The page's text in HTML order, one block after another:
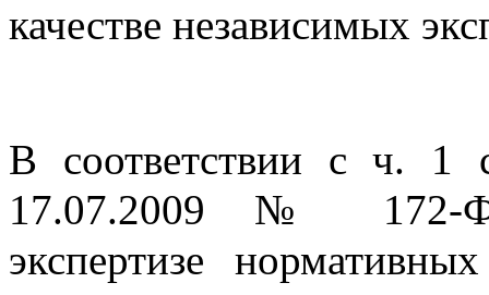
качестве независимых
В соответствии с ч. 1
17.07.2009 № 172-
экспертизе